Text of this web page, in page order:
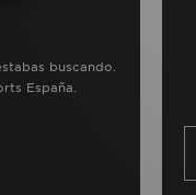
buscando.
España.